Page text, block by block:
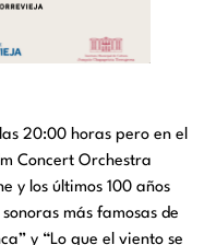
20:00 horas pero en el
Concert Orchestra
y los últimos 100 años
más famosas de
y “Lo que el viento se